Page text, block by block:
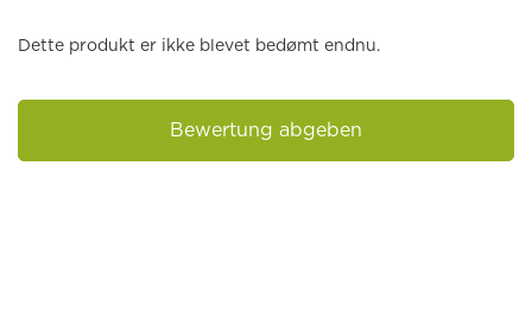
Dette produkt er ikke blevet bedømt endnu.
Bewertung abgeben